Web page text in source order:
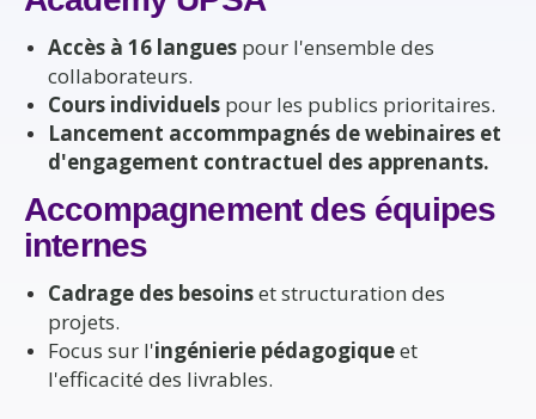
Accès à 16 langues pour l'ensemble des
collaborateurs.
Cours individuels pour les publics prioritaires.
Lancement accommpagnés de webinaires et
d'engagement contractuel des apprenants.
Accompagnement des équipes
internes
Cadrage des besoinset structuration des
projets.
Focus sur l'ingénierie pédagogiqueet
l'efficacité des livrables.